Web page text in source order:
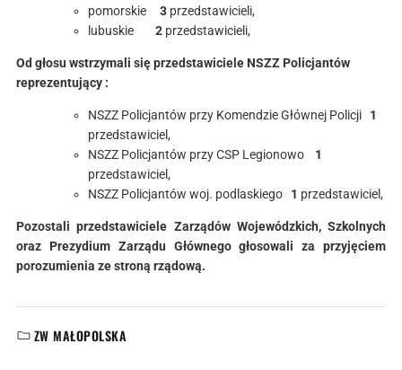
pomorskie
3 przedstawicieli,
lubuskie
2 przedstawicieli,
Od głosu wstrzymali się przedstawiciele NSZZ Policjantów
reprezentujący :
NSZZ Policjantów przy Komendzie Głównej Policji 1
przedstawiciel,
NSZZ Policjantów przy CSP Legionowo
1
przedstawiciel,
NSZZ Policjantów woj. podlaskiego 1 przedstawiciel,
Pozostali przedstawiciele Zarządów Wojewódzkich, Szkolnych
oraz Prezydium Zarządu Głównego głosowali za przyjęciem
porozumienia ze stroną rządową.
KATEGORIE:
ZW MAŁOPOLSKA